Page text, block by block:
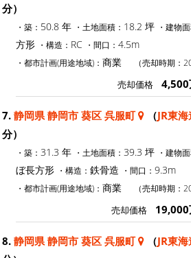
分）
・築： 50.8 年 ・土地面積： 18.2 坪 ・建物
方形 ・構造： RC ・間口： 4.5m
・都市計画(用途地域)： 商業 （売却時期：
売却価格 4,500
7. 静岡県 静岡市 葵区 呉服町 （JR東
分）
・築： 31.3 年 ・土地面積： 39.3 坪 ・建物
ぼ長方形 ・構造： 鉄骨造 ・間口： 9.3m
・都市計画(用途地域)： 商業 （売却時期：
売却価格 19,000
8. 静岡県 静岡市 葵区 呉服町 （JR東